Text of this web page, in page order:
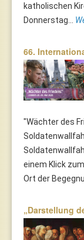
katholischen
Donnerstag...
66.
"Wächter des
einem Klick
Ort der
„Darstellung